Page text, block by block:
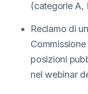
(categorie A,
Reclamo di
posizioni
nel webinar